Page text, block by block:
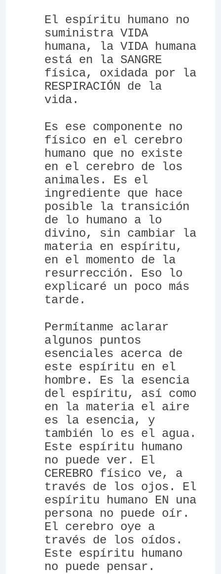
El espíritu humano no
suministra VIDA
humana, la VIDA humana
está en la SANGRE
física, oxidada por la
RESPIRACIÓN de la
vida.
Es ese componente no
físico en el cerebro
humano que no existe
en el cerebro de los
animales. Es el
ingrediente que hace
posible la transición
de lo humano a lo
divino, sin cambiar la
materia en espíritu,
en el momento de la
resurrección. Eso lo
explicaré un poco más
tarde.
Permítanme aclarar
algunos puntos
esenciales acerca de
este espíritu en el
hombre. Es la esencia
del espíritu, así como
en la materia el aire
es la esencia, y
también lo es el agua.
Este espíritu humano
no puede ver. El
CEREBRO físico ve, a
través de los ojos. El
espíritu humano EN una
persona no puede oír.
El cerebro oye a
través de los oídos.
Este espíritu humano
no puede pensar.